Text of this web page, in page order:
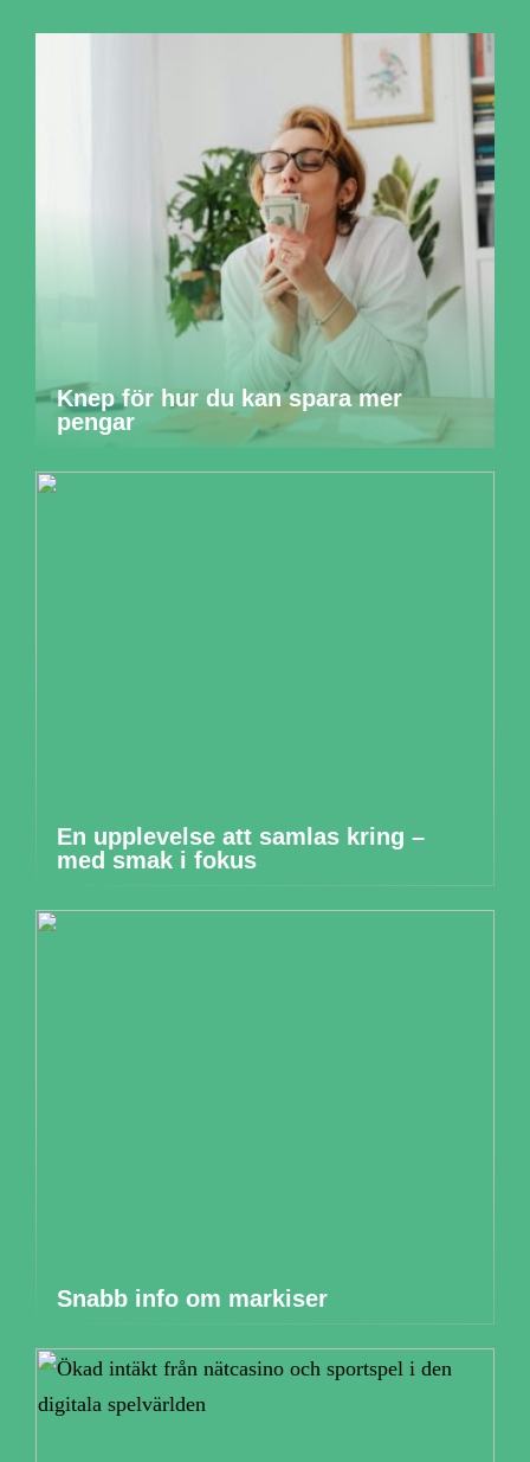
Knep för hur du kan spara mer
pengar
En upplevelse att samlas kring –
med smak i fokus
Snabb info om markiser